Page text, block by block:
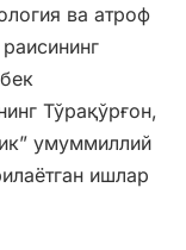
ва атроф
Тўрақўрғон,
умуммиллий
ишлар